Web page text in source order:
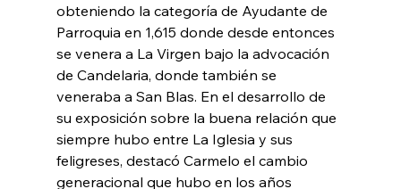
obteniendo la categoría de Ayudante de
Parroquia en 1,615 donde desde entonces
se venera a La Virgen bajo la advocación
de Candelaria, donde también se
veneraba a San Blas. En el desarrollo de
su exposición sobre la buena relación que
siempre hubo entre La Iglesia y sus
feligreses, destacó Carmelo el cambio
generacional que hubo en los años